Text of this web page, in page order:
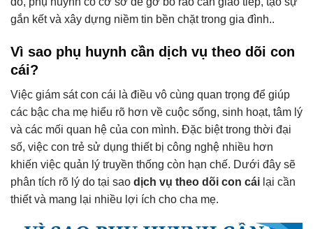
gắn kết và xây dựng niềm tin bền chặt trong gia đình..
Vì sao phụ huynh cần dịch vụ theo dõi con
cái?
Việc giám sát con cái là điều vô cùng quan trọng để giúp
các bậc cha mẹ hiểu rõ hơn về cuộc sống, sinh hoạt, tâm lý
và các mối quan hệ của con mình. Đặc biệt trong thời đại
số, việc con trẻ sử dụng thiết bị công nghệ nhiều hơn
khiến việc quản lý truyền thống còn hạn chế. Dưới đây sẽ
phân tích rõ lý do tại sao dịch vụ theo dõi con cái lại cần
thiết và mang lại nhiều lợi ích cho cha mẹ.